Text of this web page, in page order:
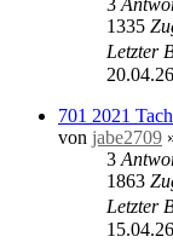
1335
Letzter
701 2021
von jabe2709
3
1863
Letzter